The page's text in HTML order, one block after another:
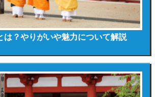
は？やりがいや魅力について解説